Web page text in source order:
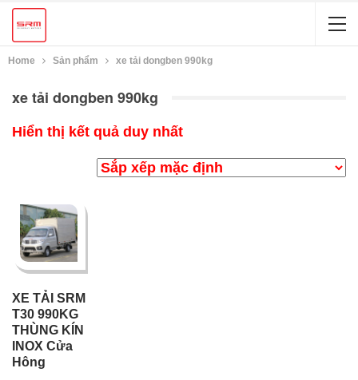
Home Sản phẩm xe tải dongben 990kg
xe tải dongben 990kg
Hiển thị kết quả duy nhất
XE TẢI SRM
T30 990KG
THÙNG KÍN
INOX Cửa
Hông